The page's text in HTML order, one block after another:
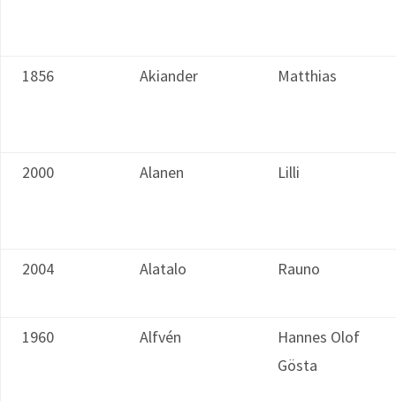
1856 Akiander Matthias
2000 Alanen Lilli
2004 Alatalo Rauno
1960 Alfvén
Hannes Olof
Gösta